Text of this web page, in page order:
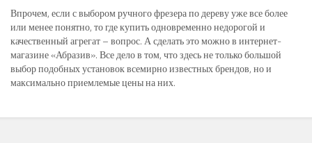
Впрочем, если с выбором ручного фрезера по дереву уже все более
или менее понятно, то где купить одновременно недорогой и
качественный агрегат – вопрос. А сделать это можно в интернет-
магазине «Абразив». Все дело в том, что здесь не только большой
выбор подобных установок всемирно известных брендов, но и
максимально приемлемые цены на них.